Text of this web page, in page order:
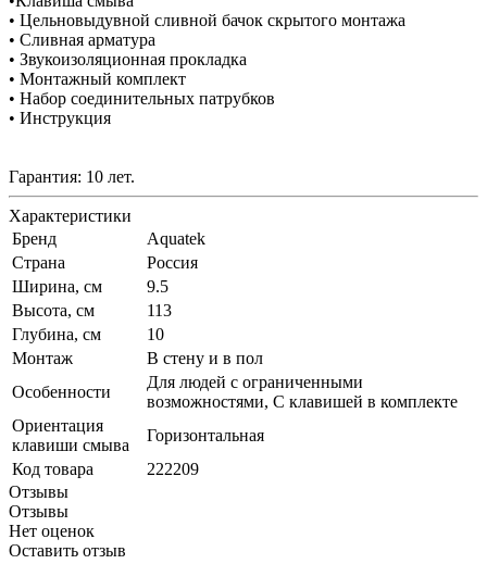
• Цельновыдувной сливной бачок скрытого монтажа
• Сливная арматура
• Звукоизоляционная прокладка
• Монтажный комплект
• Набор соединительных патрубков
• Инструкция
Гарантия: 10 лет.
Характеристики
Бренд
Aquatek
Страна
Россия
Ширина, см
9.5
Высота, см
113
Глубина, см
10
Монтаж
В стену и в пол
Особенности
Для людей с ограниченными
возможностями, С клавишей в комплекте
Ориентация
клавиши смыва
Горизонтальная
Код товара
222209
Отзывы
Отзывы
Нет оценок
Оставить отзыв